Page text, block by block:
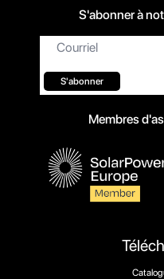
S'abonner à
Courriel*
S'abonner
Membres